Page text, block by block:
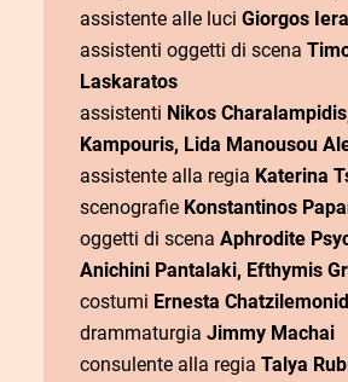
assistente alle luci Giorgos
assistenti oggetti di scena
Laskaratos
assistenti Nikos
Kampouris, Lida Manousou
assistente alla regia Katerina
scenografie Konstantinos
oggetti di scena Aphrodite
Anichini Pantalaki, Efthymis
costumi Ernesta
drammaturgia Jimmy Machai
consulente alla regia Talya